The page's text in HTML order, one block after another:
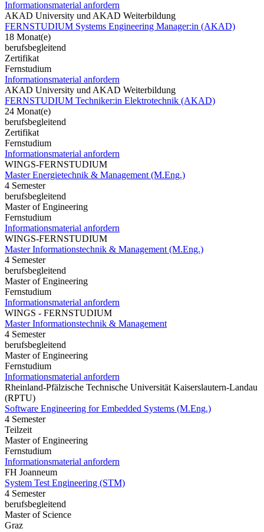
Informationsmaterial anfordern
AKAD University und AKAD Weiterbildung
FERNSTUDIUM Systems Engineering Manager:in (AKAD)
18 Monat(e)
berufsbegleitend
Zertifikat
Fernstudium
Informationsmaterial anfordern
AKAD University und AKAD Weiterbildung
FERNSTUDIUM Techniker:in Elektrotechnik (AKAD)
24 Monat(e)
berufsbegleitend
Zertifikat
Fernstudium
Informationsmaterial anfordern
WINGS-FERNSTUDIUM
Master Energietechnik & Management (M.Eng.)
4 Semester
berufsbegleitend
Master of Engineering
Fernstudium
Informationsmaterial anfordern
WINGS-FERNSTUDIUM
Master Informationstechnik & Management (M.Eng.)
4 Semester
berufsbegleitend
Master of Engineering
Fernstudium
Informationsmaterial anfordern
WINGS - FERNSTUDIUM
Master Informationstechnik & Management
4 Semester
berufsbegleitend
Master of Engineering
Fernstudium
Informationsmaterial anfordern
Rheinland-Pfälzische Technische Universität Kaiserslautern-Landau
(RPTU)
Software Engineering for Embedded Systems (M.Eng.)
4 Semester
Teilzeit
Master of Engineering
Fernstudium
Informationsmaterial anfordern
FH Joanneum
System Test Engineering (STM)
4 Semester
berufsbegleitend
Master of Science
Graz